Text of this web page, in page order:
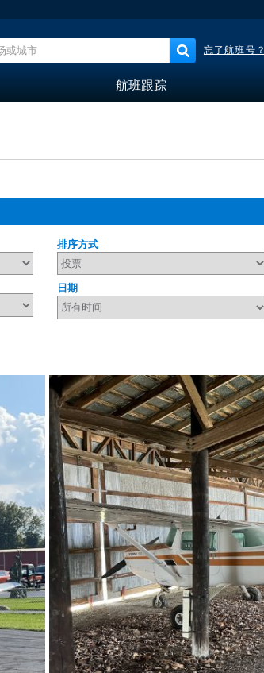
忘了航班号？
航班跟踪
排序方式
日期